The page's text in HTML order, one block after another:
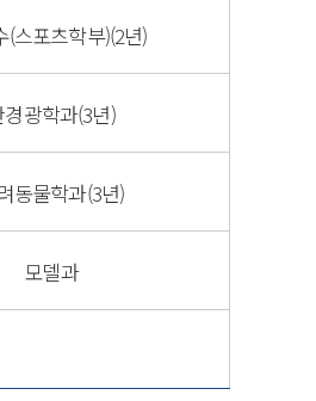
(스포츠학부)(2년)
경광학과(3년)
동물학과(3년)
모델과